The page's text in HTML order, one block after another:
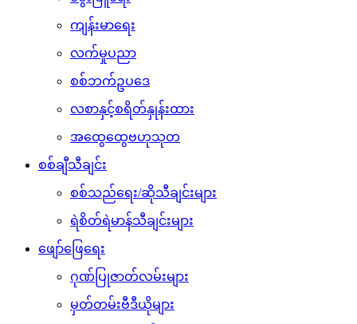
ကျန်းမာရေး
လက်မှုပညာ
စစ်ဘက်ဥပဒေ
လစာနှင့်စရိတ်နှုန်းထား
အထွေထွေဗဟုသုတ
စစ်ချီသီချင်း
စစ်သည်ရေး/ဆိုသီချင်းများ
ရဲစိတ်ရဲမာန်သီချင်းများ
ဖျော်ဖြေရေး
ဂုဏ်ပြုဇာတ်လမ်းများ
မှတ်တမ်းဗီဒီယိုများ